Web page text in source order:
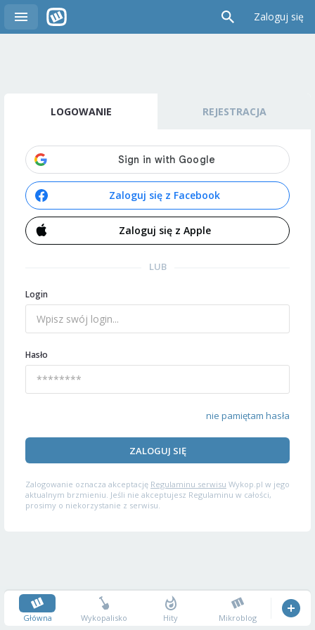
Zaloguj się
LOGOWANIE REJESTRACJA
Zaloguj się z Facebook
Zaloguj się z Apple
LUB
Login
Hasło
nie pamiętam hasła
ZALOGUJ SIĘ
Zalogowanie oznacza akceptację Regulaminu serwisu Wykop.pl w jego
aktualnym brzmieniu. Jeśli nie akceptujesz Regulaminu w całości,
prosimy o niekorzystanie z serwisu.
Główna Wykopalisko Hity Mikroblog